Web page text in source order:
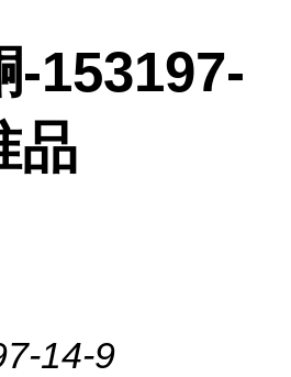
-153197-
品
14-9